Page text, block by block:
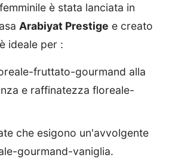
è stata lanciata in
Arabiyat Prestige e creato
è ideale per :
fruttato-gourmand alla
e raffinatezza floreale-
che esigono un'avvolgente
gourmand-vaniglia.